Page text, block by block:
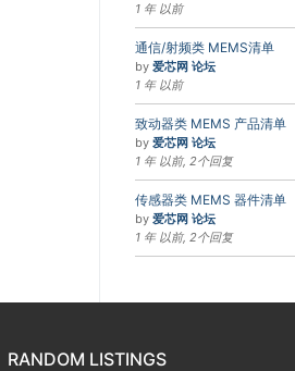
1 年 以前
通信/射频类 MEMS清单
by 爱芯网 论坛
1 年 以前
致动器类 MEMS 产品清单
by 爱芯网 论坛
1 年 以前, 2个回复
传感器类 MEMS 器件清单
by 爱芯网 论坛
1 年 以前, 2个回复
RANDOM LISTINGS